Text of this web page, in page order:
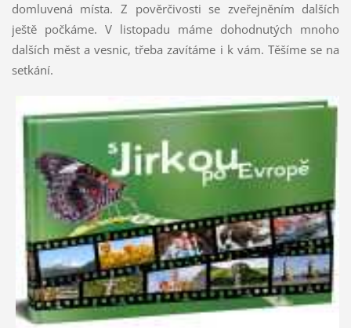
domluvená místa. Z pověrčivosti se zveřejněním dalších
ještě počkáme. V listopadu máme dohodnutých mnoho
dalších měst a vesnic, třeba zavítáme i k vám. Těšíme se na
setkání.